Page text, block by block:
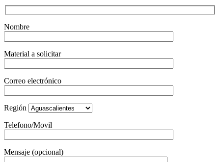
Nombre
Material a solicitar
Correo electrónico
Región
Telefono/Movil
Mensaje (opcional)